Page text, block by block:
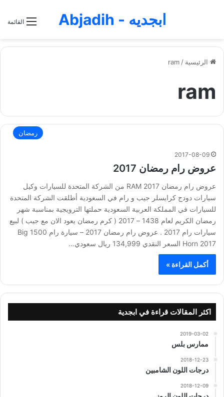
القائمة ابجديه - Abjadih
الرئيسية /
ram
ram
رمضان
2017-08-09
عروض رام رمضان 2017
عروض رام رمضان 2017 RAM من الشركة المتحدة للسيارات وكيل
سيارات دودج كرايسلر جيب و رام في السعودية أطلقت الشركة المتحدة
للسيارات في المملكة العربية السعودية حملتها الترويجية بمناسبة شهر
رمضان الكريم لعام 1438 – 2017 ( كرم رمضان يعود الان مع جيب ) لبيع
سيارات رام 2017 . عروض رام رمضان 2017 – سيارة رام 1500 Big
Horn 2017 السعر النقدي 134,999 ريال سعودي…
أكمل القراءة »
اكثر المقالات قراءة في ابجدية
2019-03-02
ممارس بلس
2018-12-23
درجات اللون الشامبين
2018-12-09